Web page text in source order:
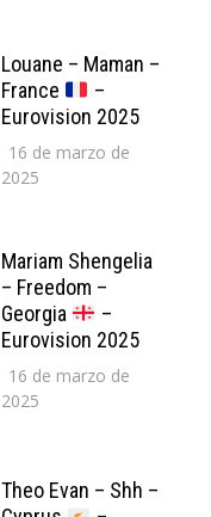
Louane – Maman –
France
–
Eurovision 2025
16 de marzo de
2025
Mariam Shengelia
– Freedom –
Georgia
–
Eurovision 2025
16 de marzo de
2025
Theo Evan – Shh –